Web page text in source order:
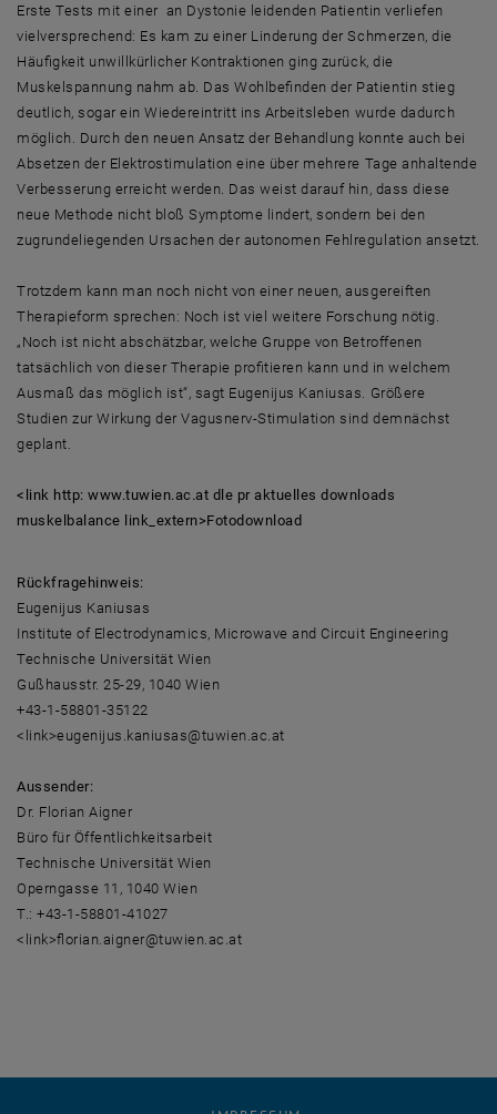
Erste Tests mit einer an Dystonie leidenden Patientin verliefen
vielversprechend: Es kam zu einer Linderung der Schmerzen, die
Häufigkeit unwillkürlicher Kontraktionen ging zurück, die
Muskelspannung nahm ab. Das Wohlbefinden der Patientin stieg
deutlich, sogar ein Wiedereintritt ins Arbeitsleben wurde dadurch
möglich. Durch den neuen Ansatz der Behandlung konnte auch bei
Absetzen der Elektrostimulation eine über mehrere Tage anhaltende
Verbesserung erreicht werden. Das weist darauf hin, dass diese
neue Methode nicht bloß Symptome lindert, sondern bei den
zugrundeliegenden Ursachen der autonomen Fehlregulation ansetzt.
Trotzdem kann man noch nicht von einer neuen, ausgereiften
Therapieform sprechen: Noch ist viel weitere Forschung nötig.
„Noch ist nicht abschätzbar, welche Gruppe von Betroffenen
tatsächlich von dieser Therapie profitieren kann und in welchem
Ausmaß das möglich ist“, sagt Eugenijus Kaniusas. Größere
Studien zur Wirkung der Vagusnerv-Stimulation sind demnächst
geplant.
<link http: www.tuwien.ac.at dle pr aktuelles downloads
muskelbalance link_extern>Fotodownload
Rückfragehinweis:
Eugenijus Kaniusas
Institute of Electrodynamics, Microwave and Circuit Engineering
Technische Universität Wien
Gußhausstr. 25-29, 1040 Wien
+43-1-58801-35122
<link>eugenijus.kaniusas@tuwien.ac.at
Aussender:
Dr. Florian Aigner
Büro für Öffentlichkeitsarbeit
Technische Universität Wien
Operngasse 11, 1040 Wien
T.: +43-1-58801-41027
<link>florian.aigner@tuwien.ac.at